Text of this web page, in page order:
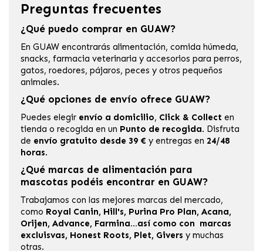
Preguntas frecuentes
¿Qué puedo comprar en GUAW?
En GUAW encontrarás alimentación, comida húmeda,
snacks, farmacia veterinaria y accesorios para perros,
gatos, roedores, pájaros, peces y otros pequeños
animales.
¿Qué opciones de envío ofrece GUAW?
Puedes elegir envío a domicilio, Click & Collect en
tienda o recogida en un Punto de recogida. Disfruta
de envío gratuito desde 39 € y entregas en 24/48
horas.
¿Qué marcas de alimentación para
mascotas podéis encontrar en GUAW?
Trabajamos con las mejores marcas del mercado,
como Royal Canin, Hill's, Purina Pro Plan, Acana,
Orijen, Advance, Farmina...así como con marcas
excluisvas, Honest Roots, Plet, Givers y muchas
otras.